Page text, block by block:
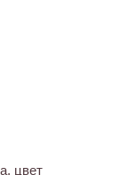
цвет